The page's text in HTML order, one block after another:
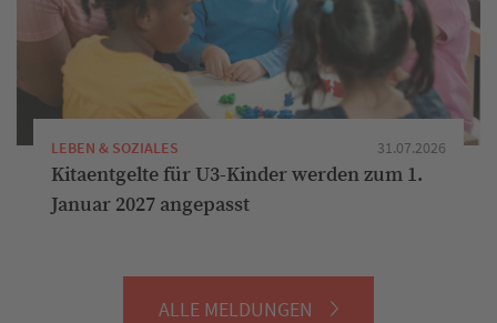
LEBEN & SOZIALES 31.07.2026
Kitaentgelte für U3-Kinder werden zum 1.
Januar 2027 angepasst
ALLE MELDUNGEN